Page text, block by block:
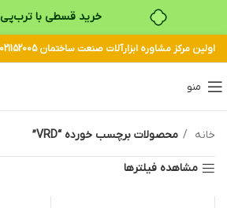
خرید قسطی با ترب‌پی
اولین مرکز مشاوره ابزارآلات صنعت ساختمان 09021152005
منو
خانه محصولات برچسب خورده “VRD”
مشاهده فیلترها